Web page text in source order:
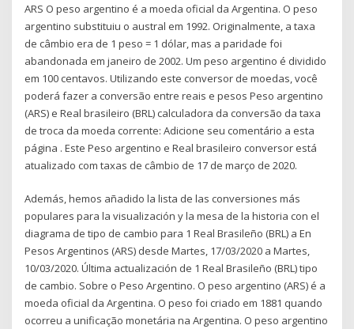
ARS O peso argentino é a moeda oficial da Argentina. O peso
argentino substituiu o austral em 1992. Originalmente, a taxa
de câmbio era de 1 peso = 1 dólar, mas a paridade foi
abandonada em janeiro de 2002. Um peso argentino é dividido
em 100 centavos. Utilizando este conversor de moedas, você
poderá fazer a conversão entre reais e pesos Peso argentino
(ARS) e Real brasileiro (BRL) calculadora da conversão da taxa
de troca da moeda corrente: Adicione seu comentário a esta
página . Este Peso argentino e Real brasileiro conversor está
atualizado com taxas de câmbio de 17 de março de 2020.
Además, hemos añadido la lista de las conversiones más
populares para la visualización y la mesa de la historia con el
diagrama de tipo de cambio para 1 Real Brasileño (BRL) a En
Pesos Argentinos (ARS) desde Martes, 17/03/2020 a Martes,
10/03/2020. Última actualización de 1 Real Brasileño (BRL) tipo
de cambio. Sobre o Peso Argentino. O peso argentino (ARS) é a
moeda oficial da Argentina. O peso foi criado em 1881 quando
ocorreu a unificação monetária na Argentina. O peso argentino